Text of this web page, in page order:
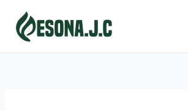
content